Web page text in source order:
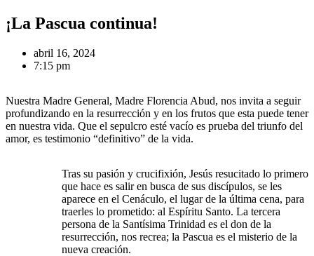
¡La Pascua continua!
abril 16, 2024
7:15 pm
Nuestra Madre General, Madre Florencia Abud, nos invita a seguir
profundizando en la resurrección y en los frutos que esta puede tener
en nuestra vida. Que el sepulcro esté vacío es prueba del triunfo del
amor, es testimonio “definitivo” de la vida.
Tras su pasión y crucifixión, Jesús resucitado lo primero
que hace es salir en busca de sus discípulos, se les
aparece en el Cenáculo, el lugar de la última cena, para
traerles lo prometido: al Espíritu Santo. La tercera
persona de la Santísima Trinidad es el don de la
resurrección, nos recrea; la Pascua es el misterio de la
nueva creación.